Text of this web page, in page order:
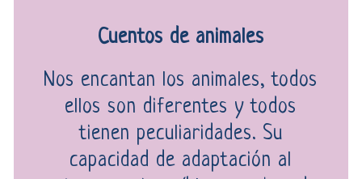
Cuentos de animales
Nos encantan los animales, todos
ellos son diferentes y todos
tienen peculiaridades. Su
capacidad de adaptación al